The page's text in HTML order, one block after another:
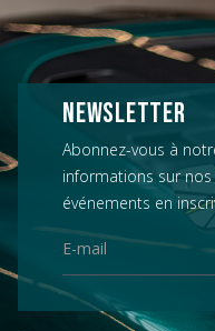
NEWSLETTER
Abonnez-vous à
informations sur
événements en